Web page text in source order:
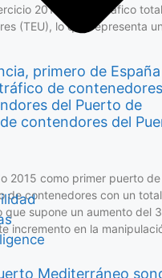
2015 con un tráfico
(TEU), lo que representa
primero de
de
del Puerto de
contendores del
2015 como primer puerto
de contenedores con un
que supone un aumento del
incremento en la
Mediterráneo